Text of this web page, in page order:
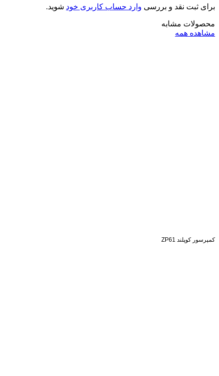
برای ثبت نقد و بررسی وارد حساب کاربری خود شوید.
محصولات مشابه
مشاهده همه
کمپرسور کوپلند ZP61